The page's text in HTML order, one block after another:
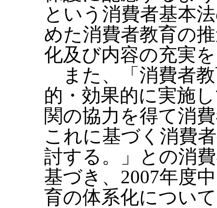
という消費者基本
めた消費者教育の
化及び内容の充実
また、「消費者
的・効果的に実施
関の協力を得て消
これに基づく消費
討する。」との消
基づき、2007年度
育の体系化につい